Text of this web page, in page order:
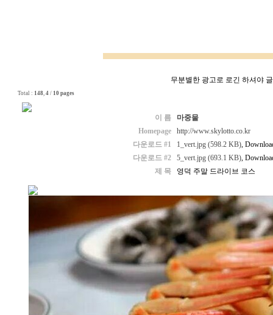
무분별한 광고로 로긴 하셔야
Total : 148, 4/ 10 pages
이 름
마중물
Homepage http://www.skylotto.co.kr
다운로드 #1
1_vert.jpg (598.2 KB),
다운로드 #2 5_vert.jpg (693.1 KB),
제 목
영덕 주말 드라이브 코스